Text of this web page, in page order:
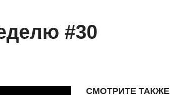
#30
СМОТРИТЕ ТАКЖЕ